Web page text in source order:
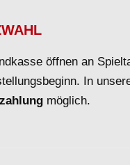
öffnen an
In
möglich.